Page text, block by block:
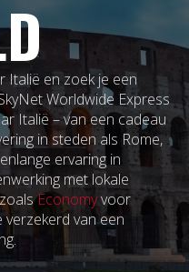
Italië en zoek je een
Worldwide Express
Italië – van een cadeau
in steden als Rome,
ervaring in
met lokale
Economyvoor
verzekerd van een